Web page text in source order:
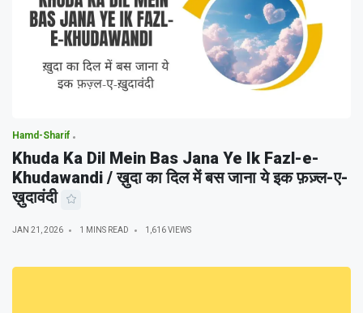
Hamd-Sharif
Khuda Ka Dil Mein Bas Jana Ye Ik Fazl-e-
Khudawandi / ख़ुदा का दिल में बस जाना ये इक फ़ज़्ल-ए-
ख़ुदावंदी
JAN 21, 2026 1 MINS READ 1,616 VIEWS